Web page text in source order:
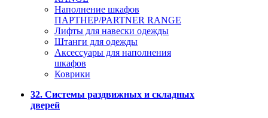
Наполнение шкафов
ПАРТНЕР/PARTNER RANGE
Лифты для навески одежды
Штанги для одежды
Аксессуары для наполнения
шкафов
Коврики
32. Системы раздвижных и складных
дверей